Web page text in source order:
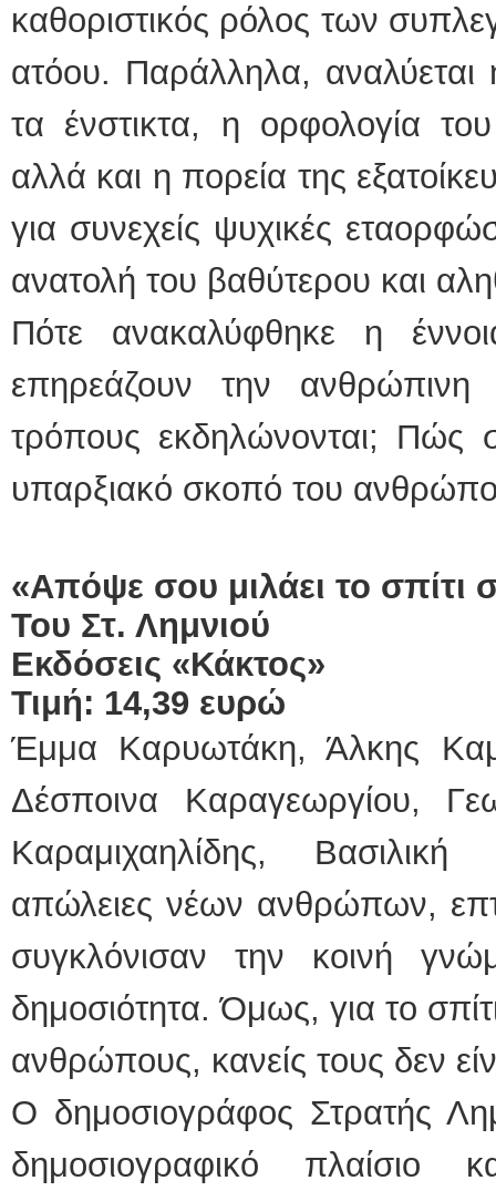
καθοριστικός ρόλος των
ατόου. Παράλληλα,
τα ένστικτα, η ορφολογία
αλλά και η πορεία της
για συνεχείς ψυχικές
ανατολή του βαθύτερου και
Πότε ανακαλύφθηκε η
επηρεάζουν την
τρόπους εκδηλώνονται; Πώς
υπαρξιακό σκοπό του
«Απόψε σου μιλάει το σπίτι
Του Στ. Λημνιού
Εκδόσεις «Κάκτος»
Τιμή: 14,39 ευρώ
Έμμα Καρυωτάκη, Άλκης
Δέσποινα Καραγεωργίου,
Καραμιχαηλίδης,
απώλειες νέων ανθρώπων,
συγκλόνισαν την κοινή
δημοσιότητα. Όμως, για το
ανθρώπους, κανείς τους δεν
Ο δημοσιογράφος Στρατής
δημοσιογραφικό πλαίσιο